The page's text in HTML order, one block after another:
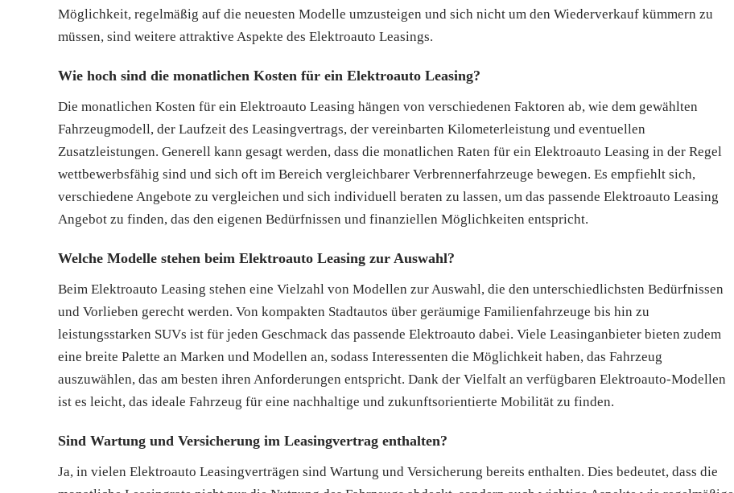
Möglichkeit, regelmäßig auf die neuesten Modelle umzusteigen und sich nicht um den Wiederverkauf kümmern zu
müssen, sind weitere attraktive Aspekte des Elektroauto Leasings.
Wie hoch sind die monatlichen Kosten für ein Elektroauto Leasing?
Die monatlichen Kosten für ein Elektroauto Leasing hängen von verschiedenen Faktoren ab, wie dem gewählten
Fahrzeugmodell, der Laufzeit des Leasingvertrags, der vereinbarten Kilometerleistung und eventuellen
Zusatzleistungen. Generell kann gesagt werden, dass die monatlichen Raten für ein Elektroauto Leasing in der Regel
wettbewerbsfähig sind und sich oft im Bereich vergleichbarer Verbrennerfahrzeuge bewegen. Es empfiehlt sich,
verschiedene Angebote zu vergleichen und sich individuell beraten zu lassen, um das passende Elektroauto Leasing
Angebot zu finden, das den eigenen Bedürfnissen und finanziellen Möglichkeiten entspricht.
Welche Modelle stehen beim Elektroauto Leasing zur Auswahl?
Beim Elektroauto Leasing stehen eine Vielzahl von Modellen zur Auswahl, die den unterschiedlichsten Bedürfnissen
und Vorlieben gerecht werden. Von kompakten Stadtautos über geräumige Familienfahrzeuge bis hin zu
leistungsstarken SUVs ist für jeden Geschmack das passende Elektroauto dabei. Viele Leasinganbieter bieten zudem
eine breite Palette an Marken und Modellen an, sodass Interessenten die Möglichkeit haben, das Fahrzeug
auszuwählen, das am besten ihren Anforderungen entspricht. Dank der Vielfalt an verfügbaren Elektroauto-Modellen
ist es leicht, das ideale Fahrzeug für eine nachhaltige und zukunftsorientierte Mobilität zu finden.
Sind Wartung und Versicherung im Leasingvertrag enthalten?
Ja, in vielen Elektroauto Leasingverträgen sind Wartung und Versicherung bereits enthalten. Dies bedeutet, dass die